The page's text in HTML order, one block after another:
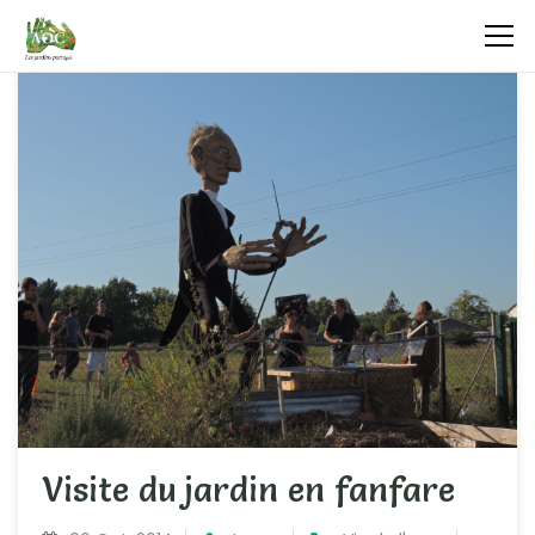
Visite du jardin en fanfare